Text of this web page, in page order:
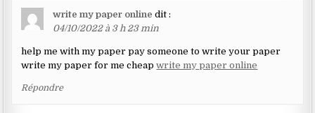
write my paper online dit :
04/10/2022 à 3 h 23 min
help me with my paper pay someone to write your paper
write my paper for me cheapwrite my paper online
Répondre